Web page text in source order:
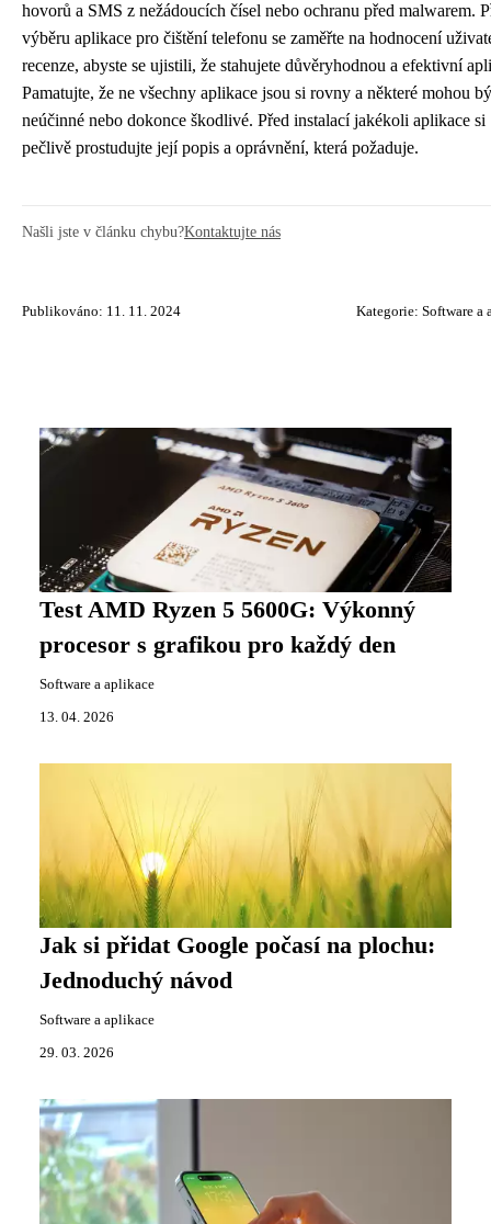
hovorů a SMS z nežádoucích čísel nebo ochranu před malwarem.
výběru aplikace pro čištění telefonu se zaměřte na hodnocení
recenze, abyste se ujistili, že stahujete důvěryhodnou a efektivní
Pamatujte, že ne všechny aplikace jsou si rovny a některé mohou
neúčinné nebo dokonce škodlivé. Před instalací jakékoli aplikace si
pečlivě prostudujte její popis a oprávnění, která požaduje.
Našli jste v článku chybu?Kontaktujte nás
Publikováno: 11. 11. 2024 Kategorie: Software a
Test AMD Ryzen 5 5600G: Výkonný
procesor s grafikou pro každý den
Software a aplikace
13. 04. 2026
Jak si přidat Google počasí na plochu:
Jednoduchý návod
Software a aplikace
29. 03. 2026